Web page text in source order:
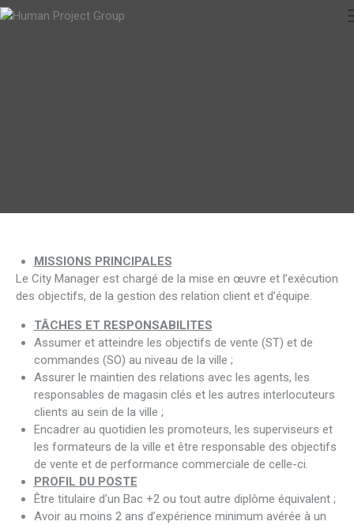
MISSIONS PRINCIPALES
Le City Manager est chargé de la mise en œuvre et l’exécution
des objectifs, de la gestion des relation client et d’équipe.
TÂCHES ET RESPONSABILITES
Assumer et atteindre les objectifs de vente (ST) et de
commandes (SO) au niveau de la ville ;
Assurer le maintien des relations avec les agents, les
responsables de magasin clés et les autres interlocuteurs
clients au sein de la ville ;
Encadrer au quotidien les promoteurs, les superviseurs et
les formateurs de la ville et être responsable des objectifs
de vente et de performance commerciale de celle-ci.
PROFIL DU POSTE
Être titulaire d’un Bac +2 ou tout autre diplôme équivalent ;
Avoir au moins 2 ans d’expérience minimum avérée à un